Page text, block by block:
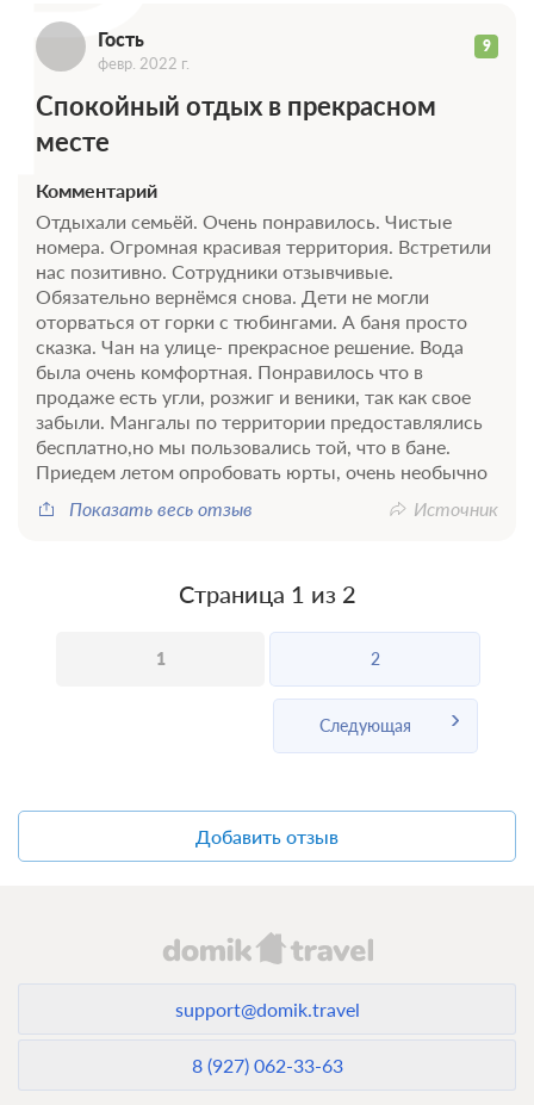
Гость 9
февр. 2022 г.
Спокойный отдых в прекрасном
месте
Комментарий
Отдыхали семьёй. Очень понравилось. Чистые
номера. Огромная красивая территория. Встретили
нас позитивно. Сотрудники отзывчивые.
Обязательно вернёмся снова. Дети не могли
оторваться от горки с тюбингами. А баня просто
сказка. Чан на улице- прекрасное решение. Вода
была очень комфортная. Понравилось что в
продаже есть угли, розжиг и веники, так как свое
забыли. Мангалы по территории предоставлялись
бесплатно,но мы пользовались той, что в бане.
Приедем летом опробовать юрты, очень необычно
Показать весь отзыв
Источник
Страница 1 из 2
1 2
Следующая
Добавить отзыв
support@domik.travel
8 (927) 062-33-63